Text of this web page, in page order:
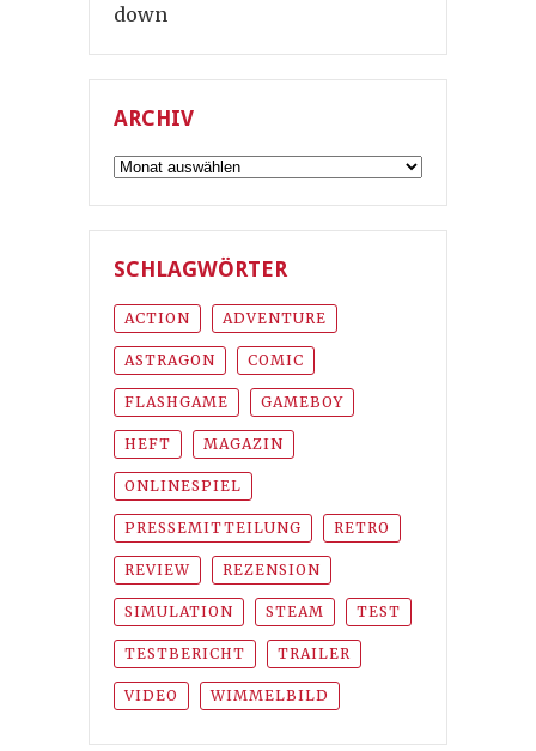
down
ARCHIV
Archiv
SCHLAGWÖRTER
ACTION ADVENTURE
ASTRAGON COMIC
FLASHGAME GAMEBOY
HEFT MAGAZIN
ONLINESPIEL
PRESSEMITTEILUNG RETRO
REVIEW REZENSION
SIMULATION STEAM TEST
TESTBERICHT TRAILER
VIDEO WIMMELBILD